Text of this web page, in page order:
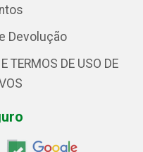
Devolução
TERMOS DE USO DE